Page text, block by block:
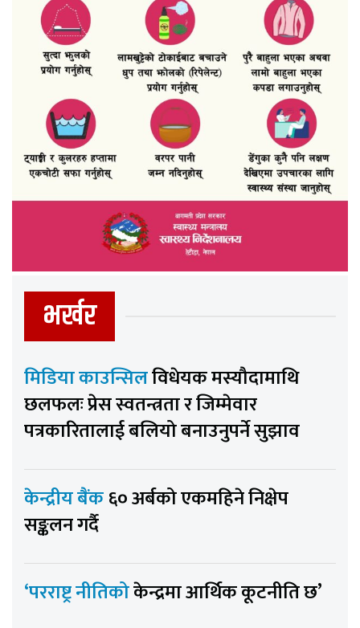
भर्खर
मिडिया काउन्सिलविधेयक मस्यौदामाथि
छलफलः प्रेस स्वतन्त्रता र जिम्मेवार
पत्रकारितालाई बलियो बनाउनुपर्ने सुझाव
केन्द्रीय बैंक६० अर्बको एकमहिने निक्षेप
सङ्कलन गर्दै
‘परराष्ट्र नीतिकोकेन्द्रमा आर्थिक कूटनीति छ’